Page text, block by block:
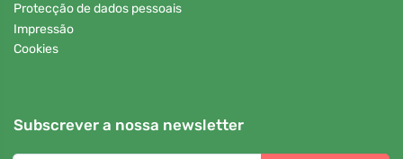
Protecção de dados pessoais
Impressão
Cookies
Subscrever a nossa newsletter